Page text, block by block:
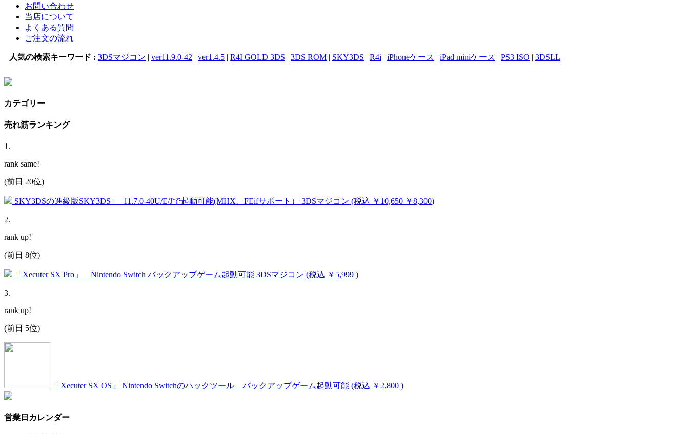
お問い合わせ
当店について
よくある質問
ご注文の流れ
人気の検索キーワード : 3DSマジコン | ver11.9.0-42 | ver1.4.5 | R4I GOLD 3DS | 3DS ROM | SKY3DS | R4i | iPhoneケース | iPad miniケース | PS3 ISO | 3DSLL
カテゴリー
売れ筋ランキング
1 .
rank same!
(前日 20位)
SKY3DSの進級版SKY3DS+ 11.7.0-40U/E/Jで起動可能(MHX、FEifサポート） 3DSマジコン (税込 ￥10,650 ￥8,300)
2.
rank up!
(前日 8位)
「Xecuter SX Pro」 Nintendo Switch バックアップゲーム起動可能 3DSマジコン (税込 ￥5,999 )
3.
rank up!
(前日 5位)
「Xecuter SX OS」 Nintendo Switchのハックツール バックアップゲーム起動可能 (税込 ￥2,800 )
営業日カレンダー